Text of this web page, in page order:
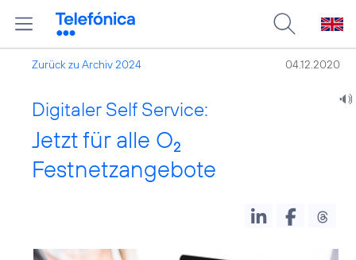
Zurück zu Archiv 2024 04.12.2020
Digitaler Self Service:
Jetzt für alle O2
Festnetzangebote